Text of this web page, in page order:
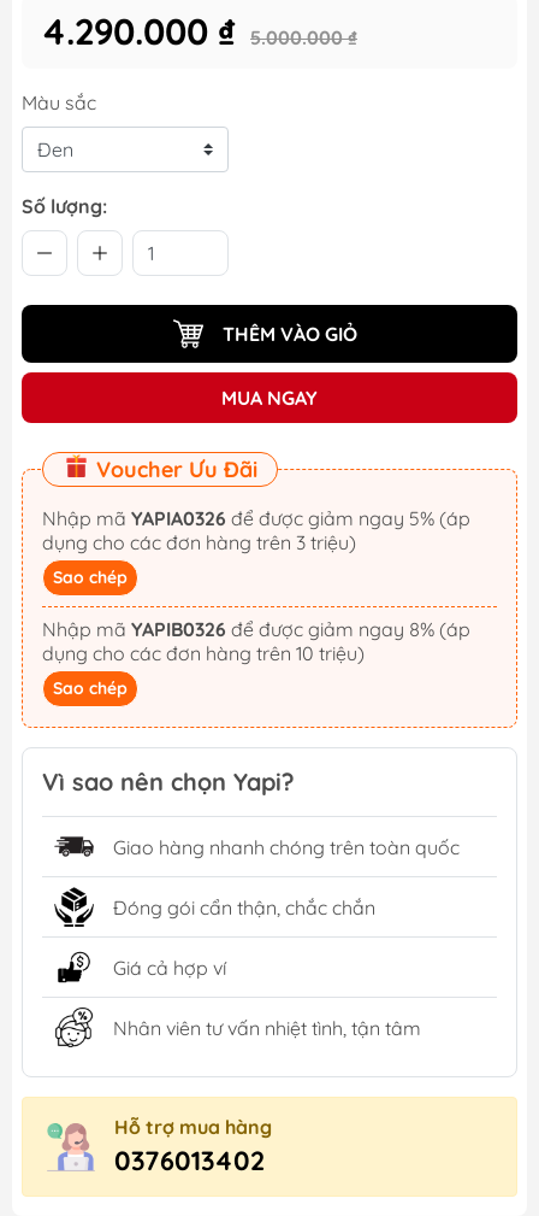
4.290.000 ₫ 5.000.000 ₫
Màu sắc
Số lượng:
THÊM VÀO GIỎ
MUA NGAY
Voucher Ưu Đãi
Nhập mã YAPIA0326
dụng cho các đơn hàng trên 3 triệu)
Sao chép
Nhập mã YAPIB0326
dụng cho các đơn hàng trên 10 triệu)
Sao chép
Vì sao nên chọn Yapi?
Giao hàng nhanh chóng trên toàn quốc
Đóng gói cẩn thận, chắc chắn
Giá cả hợp ví
Nhân viên tư vấn nhiệt tình, tận tâm
Hỗ trợ mua hàng
0376013402